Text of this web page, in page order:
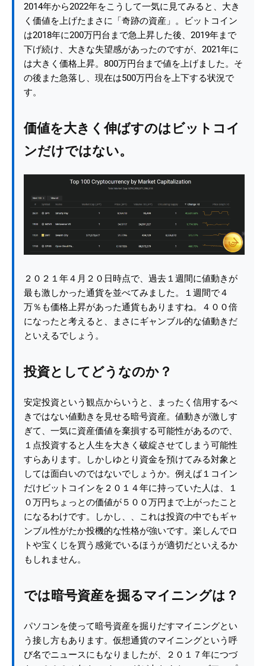
2014年から2022年をこうして一気に見てみると、大き
く価値を上げたまさに「奇跡の資産」。ビットコイン
は2018年に200万円台まで急上昇した後、2019年まで
下げ続け、大きな失望感があったのですが、2021年に
は大きく価格上昇。800万円台まで値を上げました。そ
の後また急落し、現在は500万円台を上下する状況で
す。
価値を大きく伸ばすのはビットコイ
ンだけではない。
２０２１年４月２０日時点で、過去１週間に値動きが
最も激しかった通貨を並べてみました。１週間で４
万％も価格上昇があった通貨もありますね。４００倍
になったと考えると、まさにギャンブル的な値動きだ
といえるでしょう。
投資としてどうなのか？
安定投資という観点からいうと、まったく信用するべ
きではない値動きを見せる暗号資産。値動きが激しす
ぎて、一気に資産価値を棄損する可能性があるので、
１点投資すると人生を大きく破綻させてしまう可能性
すらあります。しかしゆとり資金を預けてみる対象と
しては面白いのではないでしょうか。例えば１コイン
だけビットコインを２０１４年に持っていた人は、１
０万円ちょっとの価値が５００万円まで上がったこと
になるわけです。しかし、、これは投資の中でもギャ
ンブル性がたか投機的な性格が強いです。楽しんでロ
トや宝くじを買う感覚でいるほうが適切だといえるか
もしれません。
では暗号資産を掘るマイニングは？
パソコンを使って暗号資産を掘りだすマイニングとい
う接し方もあります。仮想通貨のマイニングという呼
び名でニュースにもなりましたが、２０１７年につづ